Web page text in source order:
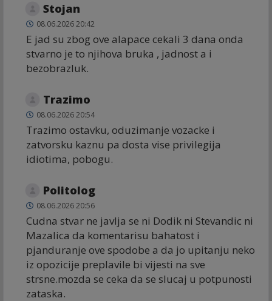
Stojan
08.06.2026 20:42
E jad su zbog ove alapace cekali 3 dana onda
stvarno je to njihova bruka , jadnost a i
bezobrazluk.
Trazimo
08.06.2026 20:54
Trazimo ostavku, oduzimanje vozacke i
zatvorsku kaznu pa dosta vise privilegija
idiotima, pobogu.
Politolog
08.06.2026 20:56
Cudna stvar ne javlja se ni Dodik ni Stevandic ni
Mazalica da komentarisu bahatost i
pjanduranje ove spodobe a da jo upitanju neko
iz opozicije preplavile bi vijesti na sve
strsne.mozda se ceka da se slucaj u potpunosti
zataska.